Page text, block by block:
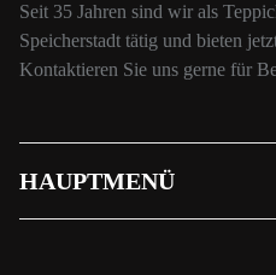
Seit 35 Jahren sind wir als
Speicherstadt tätig und bieten
Kontaktieren Sie uns gerne für
HAUPTMENÜ